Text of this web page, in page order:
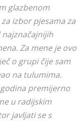
glazbenom
izbor pjesama za
Za mene je ovo
o grupi čije sam
na tulumima.
premijerno
u radijskim
javljati se s